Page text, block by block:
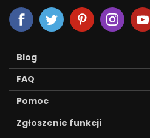
Blog
FAQ
Pomoc
Zgłoszenie funkcji